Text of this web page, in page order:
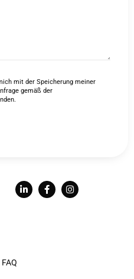
mit der Speicherung meiner
gemäß der
FAQ